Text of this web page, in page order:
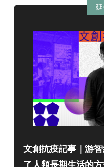
延
文創抗疫記事｜游
了人類長期生活的